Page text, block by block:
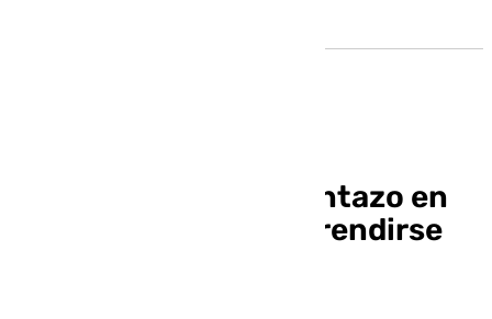
El Málaga saca un puntazo en
Almería gracias a no rendirse